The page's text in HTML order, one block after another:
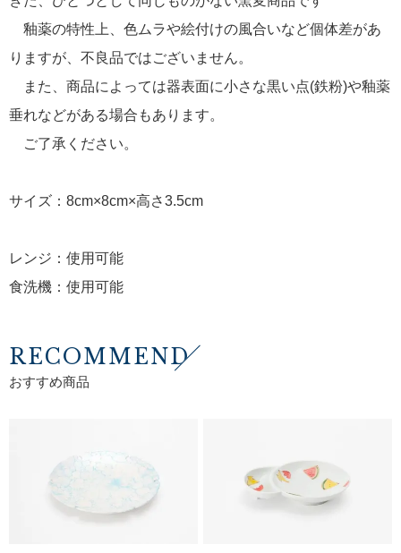
釉薬の特性上、色ムラや絵付けの風合いなど個体差があ
りますが、不良品ではございません。
また、商品によっては器表面に小さな黒い点(鉄粉)や釉薬
垂れなどがある場合もあります。
ご了承ください。
サイズ：8cm×8cm×高さ3.5cm
レンジ：使用可能
食洗機：使用可能
RECOMMEND
おすすめ商品